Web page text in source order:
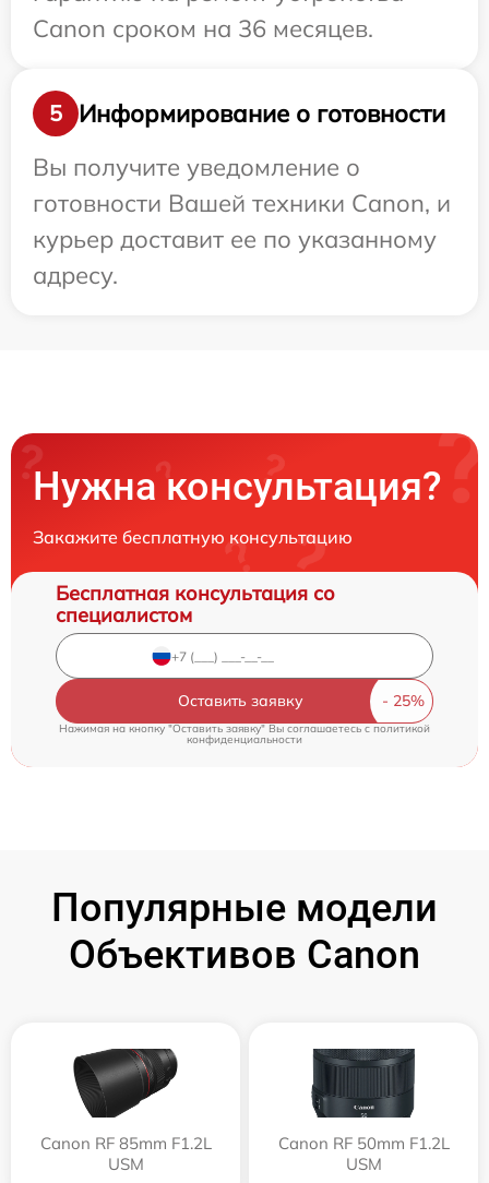
Canon сроком на 36 месяцев.
5
Информирование о готовности
Вы получите уведомление о
готовности Вашей техники Canon, и
курьер доставит ее по указанному
адресу.
Нужна консультация?
Закажите бесплатную консультацию
Бесплатная консультация со
специалистом
Оставить заявку
Нажимая на кнопку "Оставить заявку" Вы соглашаетесь cполитикой
конфиденциальности
Популярные модели
Объективов Canon
Canon RF 85mm F1.2L
USM
Canon RF 50mm F1.2L
USM